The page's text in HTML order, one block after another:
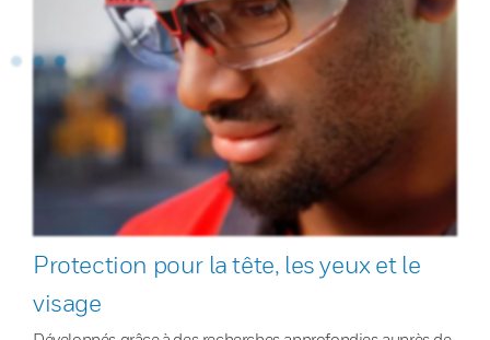
Protection pour la tête, les yeux et le
visage